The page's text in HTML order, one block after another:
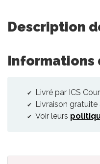
Description
Informations
Livré par ICS
Livraison gratuite
Voir leurs